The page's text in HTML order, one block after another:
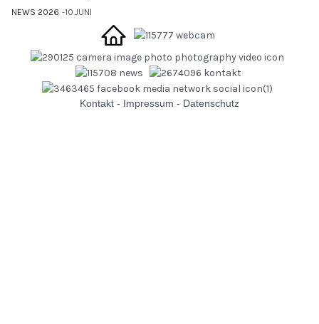
NEWS 2026 10.JUNI
Kontakt - Impressum - Datenschutz